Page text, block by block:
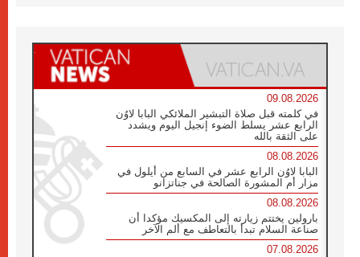
09.08.2026
في كلمته قبل صلاة التبشير الملائكي البابا لاوُن
الرابع عشر يسلط الضوء إنجيل اليوم ويشدد
على الثقة بالله
08.08.2026
البابا لاوُن الرابع عشر في السابع من أيلول في
مزار أم المشورة الصالحة في جناتزانو
08.08.2026
بارولين يختتم زيارته إلى المكسيك مؤكدا أن
صناعة السلام تبدأ بالتعاطف مع ألم الآخر
07.08.2026